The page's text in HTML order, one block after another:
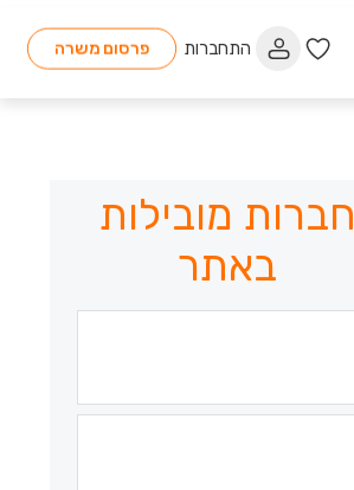
התחברות פרסום משרה
חברות מובילות
באתר